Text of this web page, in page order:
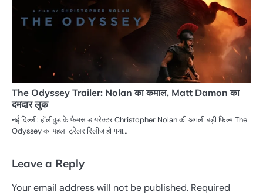
The Odyssey Trailer: Nolan का कमाल, Matt Damon का
दमदार लुक
नई दिल्ली: हॉलीवुड के फैमस डायरेक्टर Christopher Nolan की अगली बड़ी फिल्म The
Odyssey का पहला ट्रेलर रिलीज हो गया…
Leave a Reply
Your email address will not be published. Required